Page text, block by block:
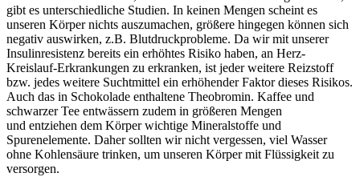
gibt es unterschiedliche Studien. In keinen Mengen scheint es
unseren Körper nichts auszumachen, größere hingegen können sich
negativ auswirken, z.B. Blutdruckprobleme. Da wir mit unserer
Insulinresistenz bereits ein erhöhtes Risiko haben, an Herz-
Kreislauf-Erkrankungen zu erkranken, ist jeder weitere Reizstoff
bzw. jedes weitere Suchtmittel ein erhöhender Faktor dieses Risikos.
Auch das in Schokolade enthaltene Theobromin. Kaffee und
schwarzer Tee entwässern zudem in größeren Mengen
und entziehen dem Körper wichtige Mineralstoffe und
Spurenelemente. Daher sollten wir nicht vergessen, viel Wasser
ohne Kohlensäure trinken, um unseren Körper mit Flüssigkeit zu
versorgen.